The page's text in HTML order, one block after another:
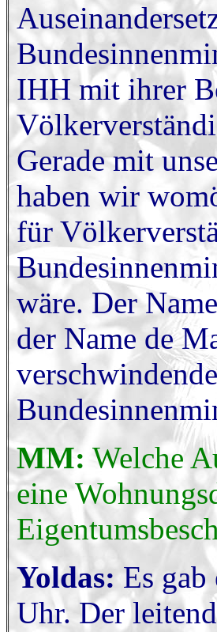
IHH mit ihrer
Gerade mit
haben wir
für
wäre. Der
der Name de
MM: Welche
eine
Yoldas: Es
Uhr. Der